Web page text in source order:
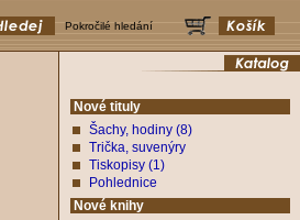
Pokročilé hledání
Nové tituly
Šachy, hodiny (8)
Trička, suvenýry
Tiskopisy (1)
Pohlednice
Nové knihy